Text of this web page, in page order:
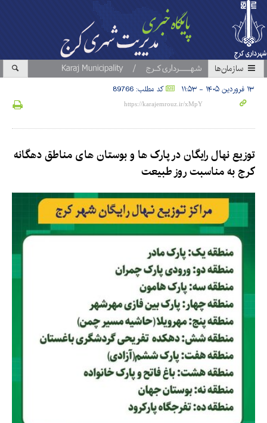
سازمان‎ها
۱۳ فروردین ۱۴۰۵ - ۱۱:۵۳ کد مطلب: 89766
توزیع نهال رایگان در پارک ها و بوستان های مناطق دهگانه
کرج به مناسبت روز طبیعت